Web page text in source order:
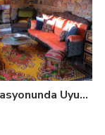
Ev Dekorasyonunda Uyumlu Renkler Nasıl Olur? 10 Temel Kural